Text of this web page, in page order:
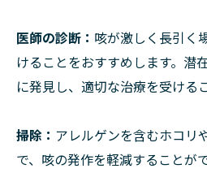
医師の診断： 咳が激しく長引く
けることをおすすめします。潜
に発見し、適切な治療を受ける
掃除： アレルゲンを含むホコリ
で、咳の発作を軽減することが